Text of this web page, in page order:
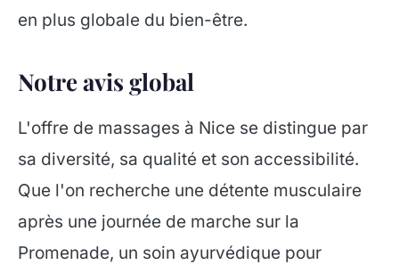
en plus globale du bien-être.
Notre avis global
L'offre de massages à Nice se distingue par
sa diversité, sa qualité et son accessibilité.
Que l'on recherche une détente musculaire
après une journée de marche sur la
Promenade, un soin ayurvédique pour